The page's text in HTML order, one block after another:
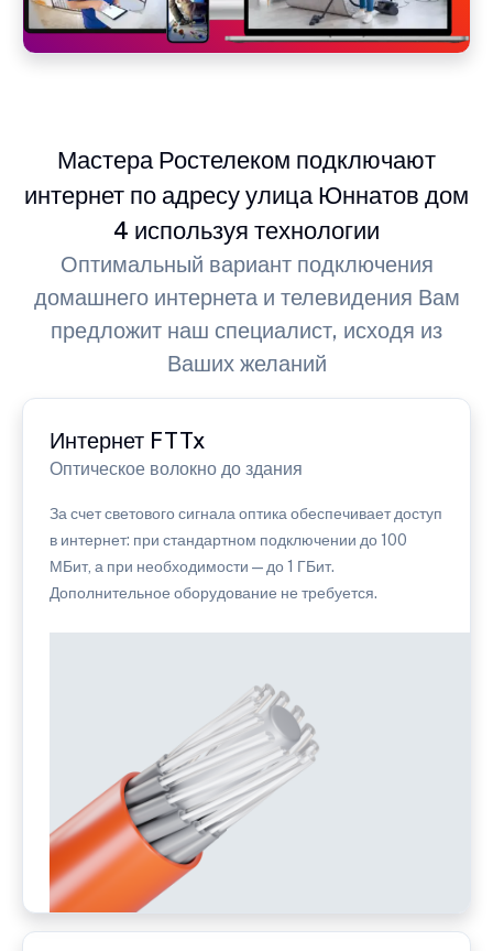
Мастера Ростелеком подключают
интернет по адресу улица Юннатов дом
4 используя технологии
Оптимальный вариант подключения
домашнего интернета и телевидения Вам
предложит наш специалист, исходя из
Ваших желаний
Интернет FTTx
Оптическое волокно до здания
За счет светового сигнала оптика обеспечивает доступ
в интернет: при стандартном подключении до 100
МБит, а при необходимости — до 1 ГБит.
Дополнительное оборудование не требуется.